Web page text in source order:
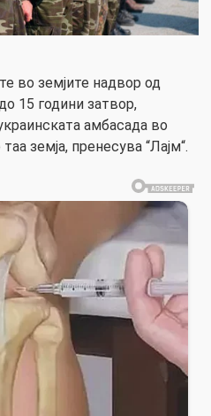
во земјите надвор од
15 години затвор,
амбасада во
земја, пренесува “Лајм“.